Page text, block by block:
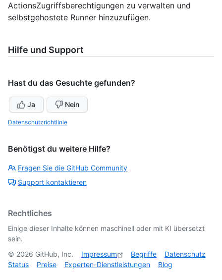
ActionsZugriffsberechtigungen zu verwalten und
selbstgehostete Runner hinzuzufügen.
Hilfe und Support
Hast du das Gesuchte gefunden?
Ja Nein
Datenschutzrichtlinie
Benötigst du weitere Hilfe?
Fragen Sie die GitHub Community
Support kontaktieren
Rechtliches
Einige dieser Inhalte können maschinell oder mit KI übersetzt
sein.
© 2026 GitHub, Inc. Impressum Begriffe
Datenschutz
Status
Preise Experten-Dienstleistungen Blog